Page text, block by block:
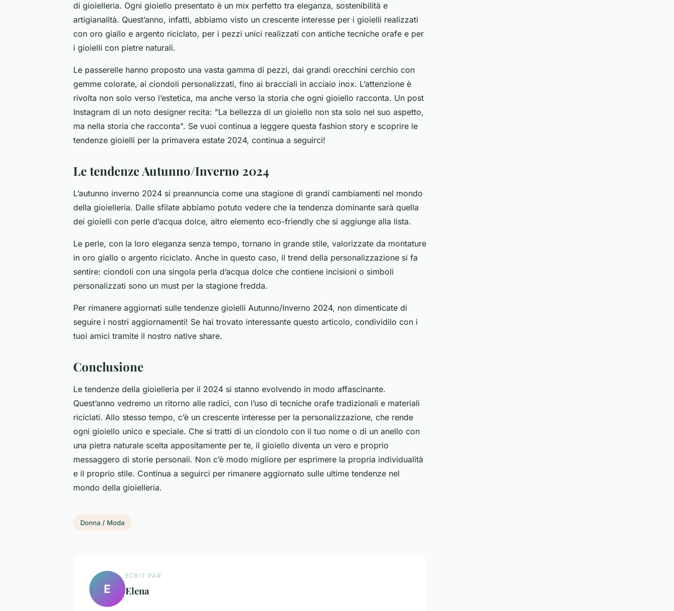
di gioielleria. Ogni gioiello presentato è un mix perfetto tra eleganza, sostenibilità e
artigianalità. Quest’anno, infatti, abbiamo visto un crescente interesse per i gioielli realizzati
con oro giallo e argento riciclato, per i pezzi unici realizzati con antiche tecniche orafe e per
i gioielli con pietre naturali.
Le passerelle hanno proposto una vasta gamma di pezzi, dai grandi orecchini cerchio con
gemme colorate, ai ciondoli personalizzati, fino ai bracciali in acciaio inox. L’attenzione è
rivolta non solo verso l’estetica, ma anche verso la storia che ogni gioiello racconta. Un post
Instagram di un noto designer recita: "La bellezza di un gioiello non sta solo nel suo aspetto,
ma nella storia che racconta". Se vuoi continua a leggere questa fashion story e scoprire le
tendenze gioielli per la primavera estate 2024, continua a seguirci!
Le tendenze Autunno/Inverno 2024
L’autunno inverno 2024 si preannuncia come una stagione di grandi cambiamenti nel mondo
della gioielleria. Dalle sfilate abbiamo potuto vedere che la tendenza dominante sarà quella
dei gioielli con perle d’acqua dolce, altro elemento eco-friendly che si aggiunge alla lista.
Le perle, con la loro eleganza senza tempo, tornano in grande stile, valorizzate da montature
in oro giallo o argento riciclato. Anche in questo caso, il trend della personalizzazione si fa
sentire: ciondoli con una singola perla d’acqua dolce che contiene incisioni o simboli
personalizzati sono un must per la stagione fredda.
Per rimanere aggiornati sulle tendenze gioielli Autunno/Inverno 2024, non dimenticate di
seguire i nostri aggiornamenti! Se hai trovato interessante questo articolo, condividilo con i
tuoi amici tramite il nostro native share.
Conclusione
Le tendenze della gioielleria per il 2024 si stanno evolvendo in modo affascinante.
Quest’anno vedremo un ritorno alle radici, con l’uso di tecniche orafe tradizionali e materiali
riciclati. Allo stesso tempo, c’è un crescente interesse per la personalizzazione, che rende
ogni gioiello unico e speciale. Che si tratti di un ciondolo con il tuo nome o di un anello con
una pietra naturale scelta appositamente per te, il gioiello diventa un vero e proprio
messaggero di storie personali. Non c’è modo migliore per esprimere la propria individualità
e il proprio stile. Continua a seguirci per rimanere aggiornato sulle ultime tendenze nel
mondo della gioielleria.
Donna / Moda
E
ECRIT PAR
Elena